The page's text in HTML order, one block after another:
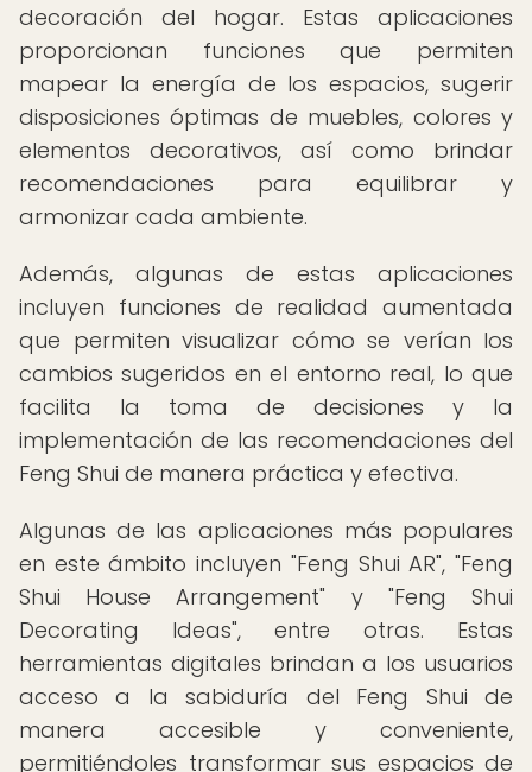
decoración del hogar. Estas aplicaciones
proporcionan funciones que permiten
mapear la energía de los espacios, sugerir
disposiciones óptimas de muebles, colores y
elementos decorativos, así como brindar
recomendaciones para equilibrar y
armonizar cada ambiente.
Además, algunas de estas aplicaciones
incluyen funciones de realidad aumentada
que permiten visualizar cómo se verían los
cambios sugeridos en el entorno real, lo que
facilita la toma de decisiones y la
implementación de las recomendaciones del
Feng Shui de manera práctica y efectiva.
Algunas de las aplicaciones más populares
en este ámbito incluyen "Feng Shui AR", "Feng
Shui House Arrangement" y "Feng Shui
Decorating Ideas", entre otras. Estas
herramientas digitales brindan a los usuarios
acceso a la sabiduría del Feng Shui de
manera accesible y conveniente,
permitiéndoles transformar sus espacios de